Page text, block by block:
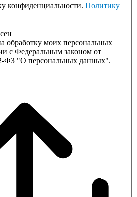
конфиденциальности. Политику
обработку моих персональных
с Федеральным законом от
ФЗ "О персональных данных".